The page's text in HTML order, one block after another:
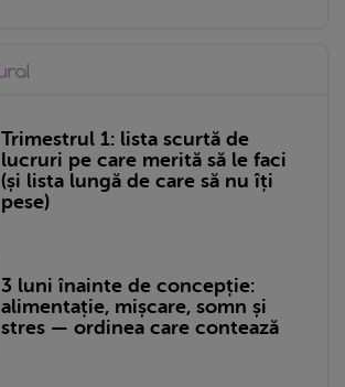
Trimestrul 1: lista scurtă de
lucruri pe care merită să le faci
(și lista lungă de care să nu îți
pese)
3 luni înainte de concepție:
alimentație, mișcare, somn și
stres — ordinea care contează